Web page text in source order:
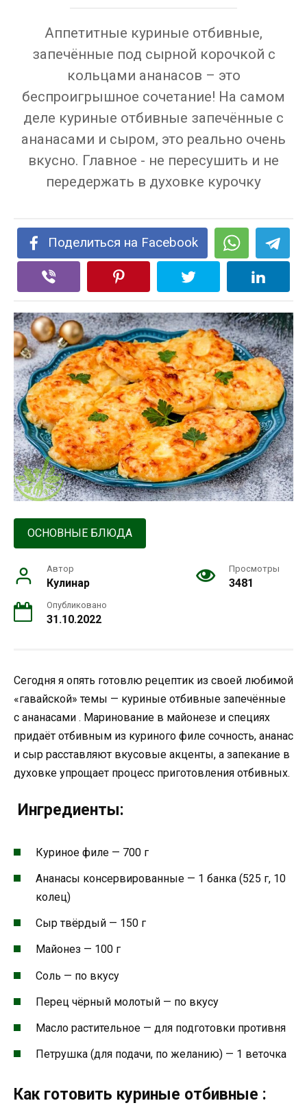
Аппетитные куриные отбивные,
запечённые под сырной корочкой с
кольцами ананасов – это
беспроигрышное сочетание! На самом
деле куриные отбивные запечённые с
ананасами и сыром, это реально очень
вкусно. Главное - не пересушить и не
передержать в духовке курочку
Поделиться на Facebook
ОСНОВНЫЕ БЛЮДА
Автор
Кулинар
Просмотры
3481
Опубликовано
31.10.2022
Сегодня я опять готовлю рецептик из своей любимой
«гавайской» темы — куриные отбивные запечённые
с ананасами . Маринование в майонезе и специях
придаёт отбивным из куриного филе сочность, ананас
и сыр расставляют вкусовые акценты, а запекание в
духовке упрощает процесс приготовления отбивных.
Ингредиенты:
Куриное филе — 700 г
Ананасы консервированные — 1 банка (525 г, 10
колец)
Сыр твёрдый — 150 г
Майонез — 100 г
Соль — по вкусу
Перец чёрный молотый — по вкусу
Масло растительное — для подготовки противня
Петрушка (для подачи, по желанию) — 1 веточка
Как готовить куриные отбивные :